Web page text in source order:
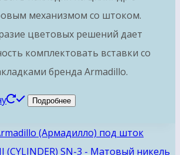
механизмом со штоком.
цветовых решений дает
комплектовать вставки со
бренда Armadillo.
Подробнее